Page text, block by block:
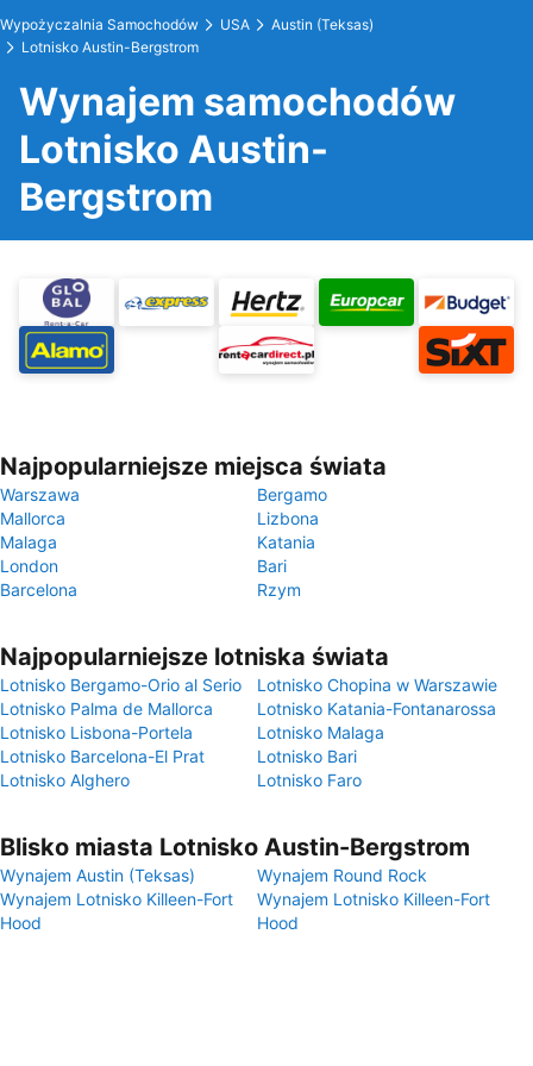
Wypożyczalnia Samochodów USA
Austin (Teksas)
Lotnisko Austin-Bergstrom
Wynajem samochodów
Lotnisko Austin-
Bergstrom
Najpopularniejsze miejsca świata
Warszawa
Bergamo
Mallorca
Lizbona
Malaga
Katania
London
Bari
Barcelona
Rzym
Najpopularniejsze lotniska świata
Lotnisko Bergamo-Orio al Serio
Lotnisko Chopina w Warszawie
Lotnisko Palma de Mallorca
Lotnisko Katania-Fontanarossa
Lotnisko Lisbona-Portela
Lotnisko Malaga
Lotnisko Barcelona-El Prat
Lotnisko Bari
Lotnisko Alghero
Lotnisko Faro
Blisko miasta Lotnisko Austin-Bergstrom
Wynajem Austin (Teksas)
Wynajem Round Rock
Wynajem Lotnisko Killeen-Fort
Hood
Wynajem Lotnisko Killeen-Fort
Hood